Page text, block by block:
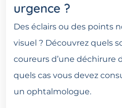
urgence ?
Des éclairs ou des points
visuel ? Découvrez quels
coureurs d’une déchirure
quels cas vous devez
un ophtalmologue.